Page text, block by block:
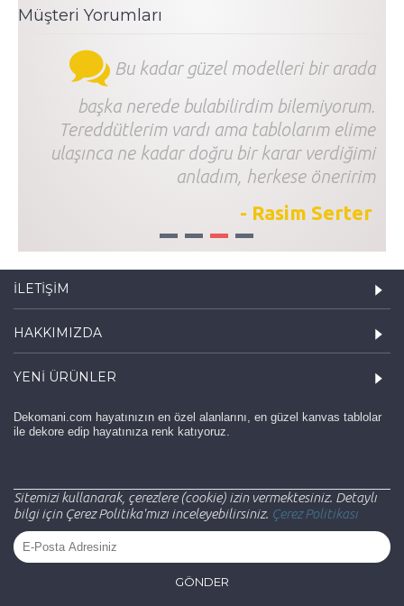
Müşteri Yorumları
Bu kadar güzel modelleri bir arada
başka nerede bulabilirdim bilemiyorum.
Tereddütlerim vardı ama tablolarım elime
ulaşınca ne kadar doğru bir karar verdiğimi
anladım, herkese öneririm
- Rasim Serter
1 2 3 4
İLETIŞIM
HAKKIMIZDA
YENI ÜRÜNLER
Dekomani.com hayatınızın en özel alanlarını, en güzel kanvas tablolar
ile dekore edip hayatınıza renk katıyoruz.
Sitemizi kullanarak, çerezlere (cookie) izin vermektesiniz. Detaylı
bilgi için Çerez Politika'mızı inceleyebilirsiniz. Çerez Politikası
GÖNDER